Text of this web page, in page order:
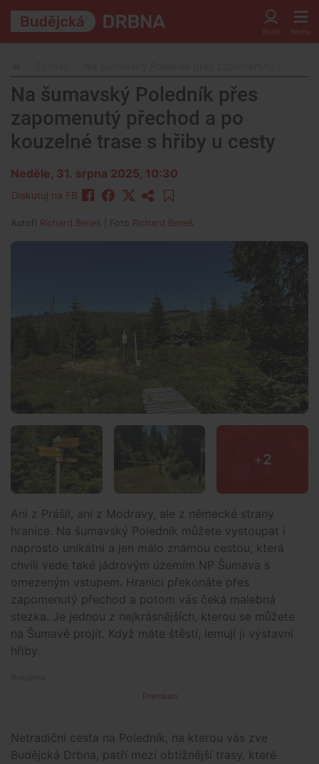
Na šumavský Poledník přes
zapomenutý přechod a po
kouzelné trase s hřiby u cesty
Neděle, 31. srpna 2025, 10:30
Diskutuj na FB
Autoři Richard Beneš | Foto Richard Beneš
+2
Ani z Prášil, ani z Modravy, ale z německé strany
hranice. Na šumavský Poledník můžete vystoupat i
naprosto unikátní a jen málo známou cestou, která
chvíli vede také jádrovým územím NP Šumava s
omezeným vstupem. Hranici překonáte přes
zapomenutý přechod a potom vás čeká malebná
stezka. Je jednou z nejkrásnějších, kterou se můžete
na Šumavě projít. Když máte štěstí, lemují ji výstavní
hřiby.
Premium
Netradiční cesta na Poledník, na kterou vás zve
Budějcká Drbna, patří mezi obtížnější trasy, které